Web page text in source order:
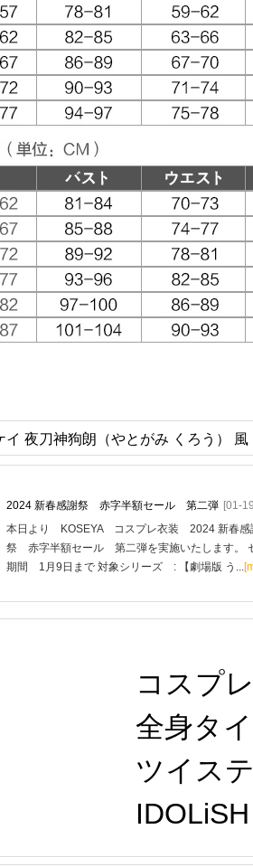
夜刀神狗朗（やとがみ くろう） 風
2024 新春感謝祭 赤字半額セール 第二弾 [01-
本日より KOSEYA コスプレ衣装 2024 新春感
祭 赤字半額セール 第二弾を実施いたします。
期間 1月9日まで 対象シリーズ : 【劇場版 う...
コスプ
全身タ
ツイステ